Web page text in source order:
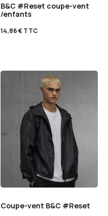
B&C #Reset coupe-vent
/enfants
14,86€TTC
Coupe-vent B&C #Reset